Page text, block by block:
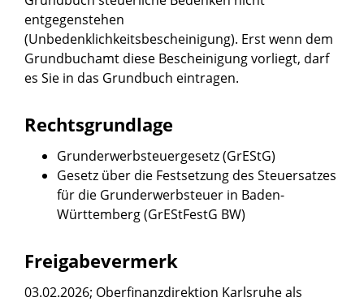
entgegenstehen
(Unbedenklichkeitsbescheinigung). Erst wenn dem
Grundbuchamt diese Bescheinigung vorliegt, darf
es Sie in das Grundbuch eintragen.
Rechtsgrundlage
Grunderwerbsteuergesetz (GrEStG)
Gesetz über die Festsetzung des Steuersatzes
für die Grunderwerbsteuer in Baden-
Württemberg (GrEStFestG BW)
Freigabevermerk
03.02.2026; Oberfinanzdirektion Karlsruhe als